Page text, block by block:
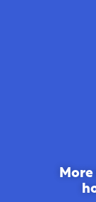
More